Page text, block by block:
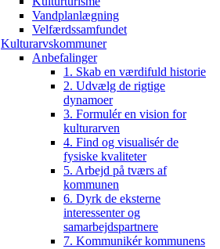
Vandplanlægning
Velfærdssamfundet
Kulturarvskommuner
Anbefalinger
1. Skab en værdifuld historie
2. Udvælg de rigtige
dynamoer
3. Formulér en vision for
kulturarven
4. Find og visualisér de
fysiske kvaliteter
5. Arbejd på tværs af
kommunen
6. Dyrk de eksterne
interessenter og
samarbejdspartnere
7. Kommunikér kommunens